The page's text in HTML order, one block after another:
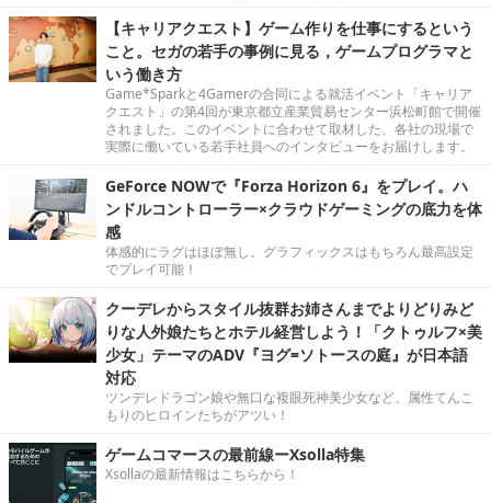
【キャリアクエスト】ゲーム作りを仕事にするという
こと。セガの若手の事例に見る，ゲームプログラマと
いう働き方
Game*Sparkと4Gamerの合同による就活イベント「キャリア
クエスト」の第4回が東京都立産業貿易センター浜松町館で開催
されました。このイベントに合わせて取材した、各社の現場で
実際に働いている若手社員へのインタビューをお届けします。
GeForce NOWで『Forza Horizon 6』をプレイ。ハ
ンドルコントローラー×クラウドゲーミングの底力を体
感
体感的にラグはほぼ無し。グラフィックスはもちろん最高設定
でプレイ可能！
クーデレからスタイル抜群お姉さんまでよりどりみど
りな人外娘たちとホテル経営しよう！「クトゥルフ×美
少女」テーマのADV『ヨグ=ソトースの庭』が日本語
対応
ツンデレドラゴン娘や無口な複眼死神美少女など、属性てんこ
もりのヒロインたちがアツい！
ゲームコマースの最前線ーXsolla特集
Xsollaの最新情報はこちらから！